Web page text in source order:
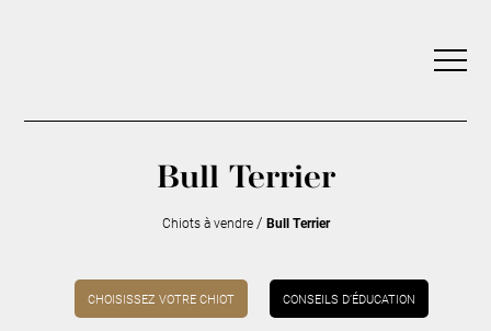
Bull Terrier
Chiots à vendre/ Bull Terrier
CHOISISSEZ VOTRE CHIOT CONSEILS D’ÉDUCATION